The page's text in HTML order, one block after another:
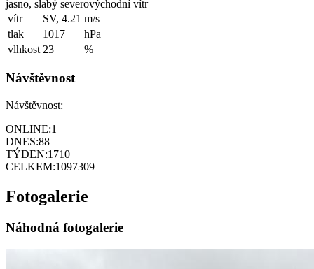
jasno, slabý severovýchodní vítr
vítr
SV, 4.21 m/s
tlak
1017
hPa
vlhkost 23 %
Návštěvnost
Návštěvnost:
ONLINE:1
DNES:88
TÝDEN:1710
CELKEM:1097309
Fotogalerie
Náhodná fotogalerie